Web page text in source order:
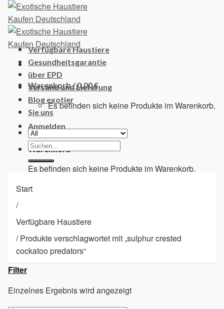
Skip
content
Warenkorb /0,00€
Es befinden sich keine Produkte im Warenkorb.
Anmelden
Warenkorb
Es befinden sich keine Produkte im Warenkorb.
Verfügbare Haustiere
Gesundheitsgarantie
über EPD
Versand und Lieferung
Blog exotier
Sie uns
Suchen
nach:
Start
/
Verfügbare Haustiere
/Produkte verschlagwortet mit „sulphur crested
cockatoo predators“
Filter
Einzelnes Ergebnis wird angezeigt